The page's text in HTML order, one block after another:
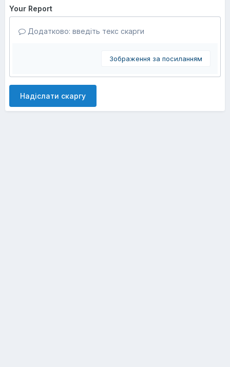
Your Report
Додатково: введіть текс скарги
Зображення за посиланням
Надіслати скаргу